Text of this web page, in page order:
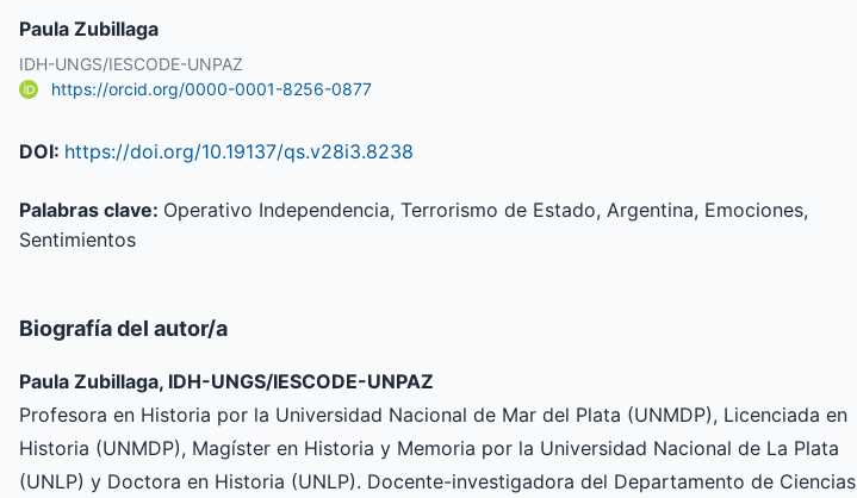
Paula Zubillaga
IDH-UNGS/IESCODE-UNPAZ
https://orcid.org/0000-0001-8256-0877
DOI: https://doi.org/10.19137/qs.v28i3.8238
Palabras clave: Operativo Independencia, Terrorismo de Estado, Argentina, Emociones,
Sentimientos
Biografía del autor/a
Paula Zubillaga, IDH-UNGS/IESCODE-UNPAZ
Profesora en Historia por la Universidad Nacional de Mar del Plata (UNMDP), Licenciada en
Historia (UNMDP), Magíster en Historia y Memoria por la Universidad Nacional de La Plata
(UNLP) y Doctora en Historia (UNLP). Docente-investigadora del Departamento de Ciencias